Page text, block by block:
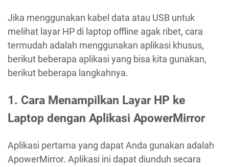
Jika menggunakan kabel data atau USB untuk
melihat layar HP di laptop offline agak ribet, cara
termudah adalah menggunakan aplikasi khusus,
berikut beberapa aplikasi yang bisa kita gunakan,
berikut beberapa langkahnya.
1. Cara Menampilkan Layar HP ke
Laptop dengan Aplikasi ApowerMirror
Aplikasi pertama yang dapat Anda gunakan adalah
ApowerMirror. Aplikasi ini dapat diunduh secara